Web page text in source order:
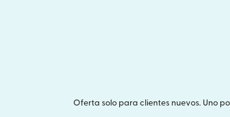
Oferta solo para clientes nuevos. Uno